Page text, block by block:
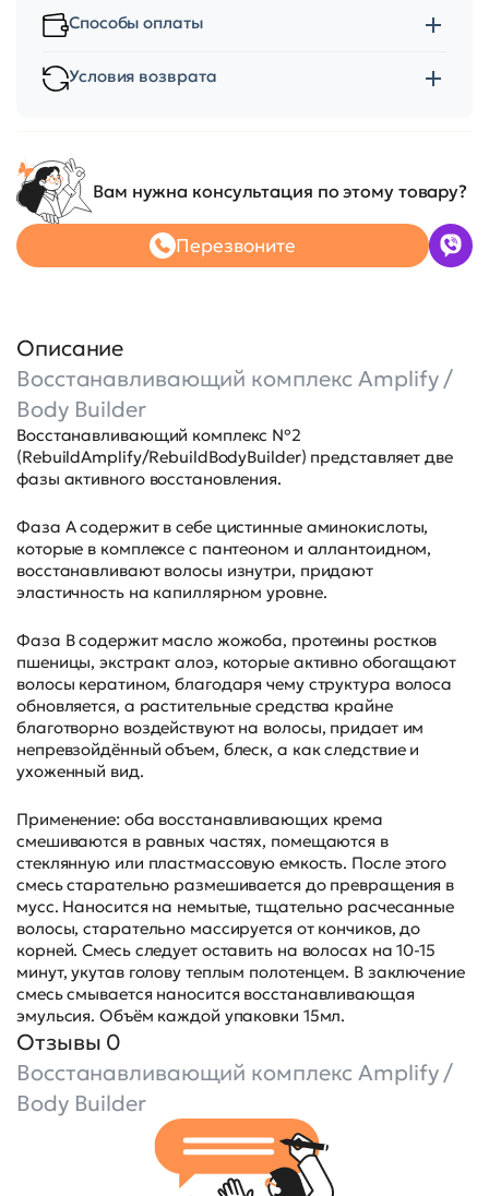
Способы оплаты
Условия возврата
Вам нужна консультация по этому товару?
Перезвоните
Описание
Восстанавливающий комплекс Amplify /
Body Builder
Восстанавливающий комплекс №2
(RebuildAmplify/RebuildBodyBuilder) представляет две
фазы активного восстановления.
Фаза А содержит в себе цистинные аминокислоты,
которые в комплексе с пантеоном и аллантоидном,
восстанавливают волосы изнутри, придают
эластичность на капиллярном уровне.
Фаза В содержит масло жожоба, протеины ростков
пшеницы, экстракт алоэ, которые активно обогащают
волосы кератином, благодаря чему структура волоса
обновляется, а растительные средства крайне
благотворно воздействуют на волосы, придает им
непревзойдённый объем, блеск, а как следствие и
ухоженный вид.
Применение: оба восстанавливающих крема
смешиваются в равных частях, помещаются в
стеклянную или пластмассовую емкость. После этого
смесь старательно размешивается до превращения в
мусс. Наносится на немытые, тщательно расчесанные
волосы, старательно массируется от кончиков, до
корней. Смесь следует оставить на волосах на 10-15
минут, укутав голову теплым полотенцем. В заключение
смесь смывается наносится восстанавливающая
эмульсия. Объём каждой упаковки 15мл.
Отзывы 0
Восстанавливающий комплекс Amplify /
Body Builder